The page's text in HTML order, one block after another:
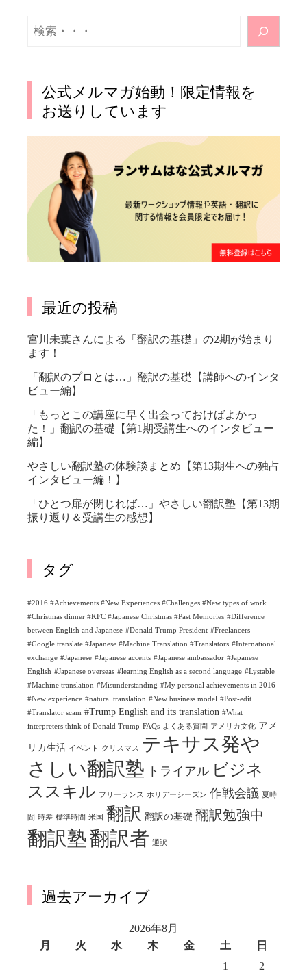
索
公式メルマガ始動！限定情報を
お送りしています
最近の投稿
宮川未葉さんによる「翻訳の基礎」の2期が始まり
ます！
「翻訳のプロとは…」翻訳の基礎【講師へのインタ
ビュー編】
「もっとこの講座に早く出会っておけばよかっ
た！」翻訳の基礎【第1期受講生へのインタビュー
編】
やさしい翻訳塾の体験談まとめ【第13期生への独占
インタビュー編！】
「ひとつ扉が閉じれば…」やさしい翻訳塾【第13期
振り返り＆受講生の感想】
タグ
#2016 #Achievements #New Experiences #Challenges #New types of work
#Christmas dinner #KFC #Japanese Christmas #Past Memories #Difference
between English and Japanese #Donald Trump President #Freelancers
#Google translate #Japanese #Machine Translation #Translators #International
exchange #Japanese #Japanese accents #Japanese ambassador #Japanese
English #Japanese overseas #learning English as a second language #Lystable
#Machine translation #Misunderstanding #My personal achievements in 2016
#New experience #natural translation #New business model #Post-edit
#Translator scam #Trump English and its translation #What
interpreters think of Donald Trump FAQs よくある質問 アメリカ文化 アメ
リカ生活 イベント クリスマス
テキサス発や
さしい翻訳塾 トライアル ビジネ
ススキル フリーランス ホリデーシーズン 作戦会議 夏時
間 時差 標準時間 米国 翻訳 翻訳の基礎 翻訳勉強中
翻訳塾翻訳者 通訳
過去アーカイブ
2026年8月
月
火 水 木 金 土
日
1
2